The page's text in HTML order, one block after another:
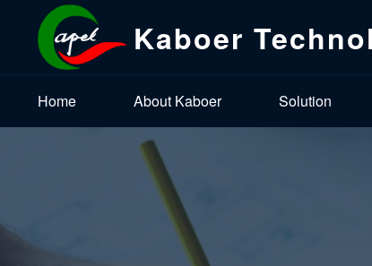
Kaboer
Home About Kaboer Solution